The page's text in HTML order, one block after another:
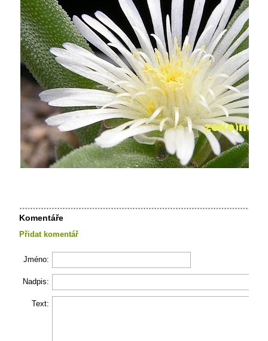
Komentáře
Přidat komentář
Jméno:
Nadpis:
Text: